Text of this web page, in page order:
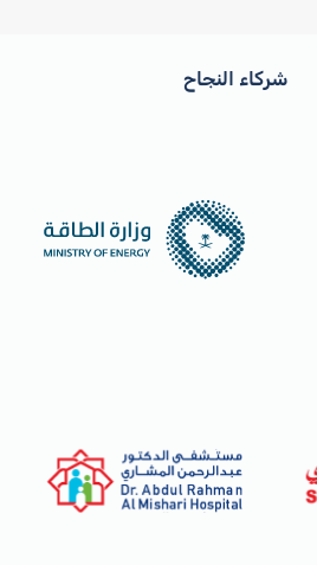
شركاء النجاح